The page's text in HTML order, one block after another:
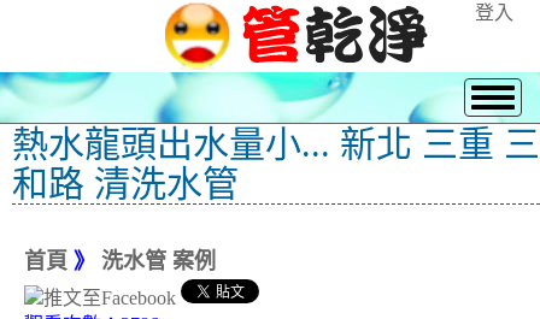
登入
熱水龍頭出水量小... 新北 三重 三
和路 清洗水管
首頁 》 洗水管 案例